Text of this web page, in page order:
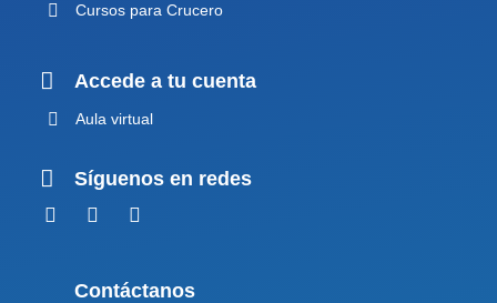
Cursos para Crucero
Accede a tu cuenta
Aula virtual
Síguenos en redes
Contáctanos